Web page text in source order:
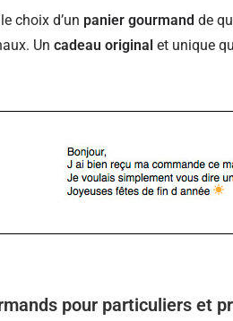
choix d’un panier gourmand de
Un cadeau original et unique
pour particuliers et